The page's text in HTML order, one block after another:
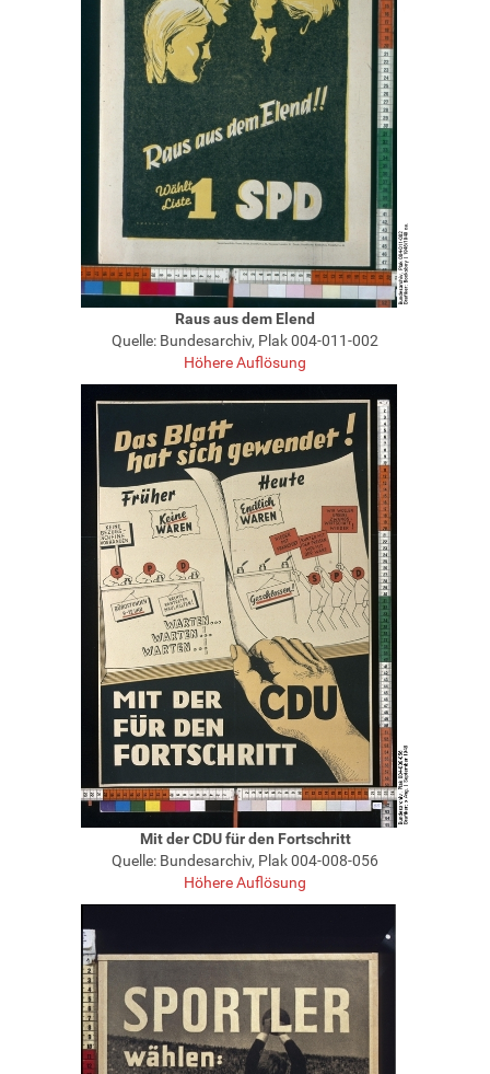
Raus aus dem Elend
Quelle: Bundesarchiv, Plak 004-011-002
Höhere Auflösung
Mit der CDU für den Fortschritt
Quelle: Bundesarchiv, Plak 004-008-056
Höhere Auflösung